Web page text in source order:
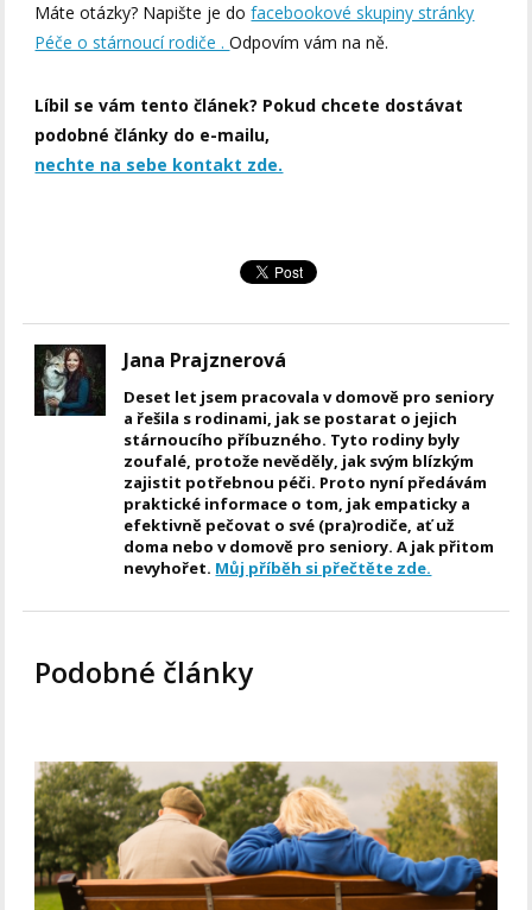
Máte otázky? Napište je dofacebookové skupiny stránky
Péče o stárnoucí rodiče .Odpovím vám na ně.
Líbil se vám tento článek? Pokud chcete dostávat
podobné články do e-mailu,
nechte na sebe kontakt zde.
Jana Prajznerová
Deset let jsem pracovala v domově pro seniory
a řešila s rodinami, jak se postarat o jejich
stárnoucího příbuzného. Tyto rodiny byly
zoufalé, protože nevěděly, jak svým blízkým
zajistit potřebnou péči. Proto nyní předávám
praktické informace o tom, jak empaticky a
efektivně pečovat o své (pra)rodiče, ať už
doma nebo v domově pro seniory. A jak přitom
nevyhořet. Můj příběh si přečtěte zde.
Podobné články